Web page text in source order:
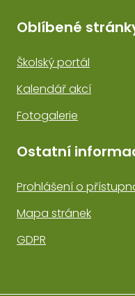
Oblíbené
Školský portál
Kalendář akcí
Fotogalerie
Ostatní
Prohlášení o
Mapa stránek
GDPR